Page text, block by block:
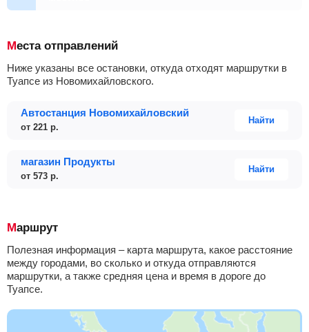
Места отправлений
Ниже указаны все остановки, откуда отходят маршрутки в
Туапсе из Новомихайловского.
Автостанция Новомихайловский
от 221 р.
Найти
магазин Продукты
от 573 р.
Найти
Маршрут
Полезная информация – карта маршрута, какое расстояние
между городами, во сколько и откуда отправляются
маршрутки, а также средняя цена и время в дороге до
Туапсе.